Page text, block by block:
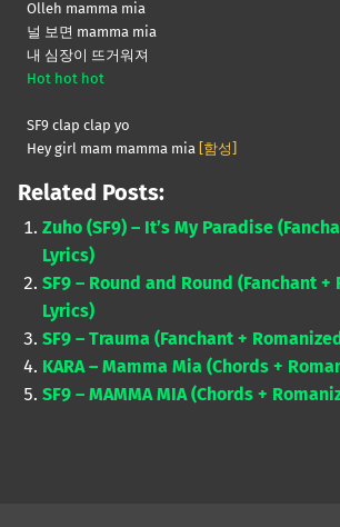
Olleh mamma mia
널 보면 mamma mia
내 심장이 뜨거워져
Hot hot hot
SF9 clap clap yo
Hey girl mam mamma mia [함성]
Related Posts:
Zuho (SF9) – It’s My Paradise
Lyrics)
SF9 – Round and Round (Fanchant +
Lyrics)
SF9 – Trauma (Fanchant +
KARA – Mamma Mia (Chords +
SF9 – MAMMA MIA (Chords +